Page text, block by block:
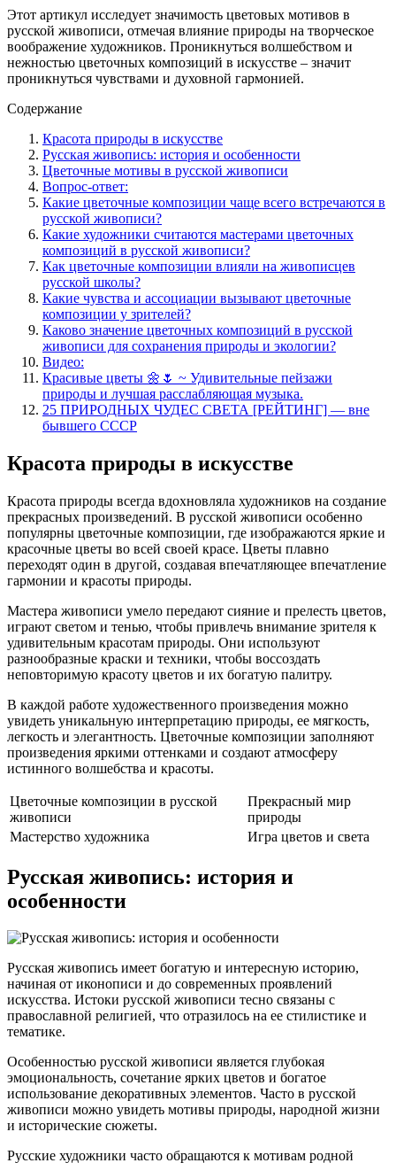
Этот артикул исследует значимость цветовых мотивов в
русской живописи, отмечая влияние природы на творческое
воображение художников. Проникнуться волшебством и
нежностью цветочных композиций в искусстве – значит
проникнуться чувствами и духовной гармонией.
Содержание
Красота природы в искусстве
Русская живопись: история и особенности
Цветочные мотивы в русской живописи
Вопрос-ответ:
Какие цветочные композиции чаще всего встречаются в
русской живописи?
Какие художники считаются мастерами цветочных
композиций в русской живописи?
Как цветочные композиции влияли на живописцев
русской школы?
Какие чувства и ассоциации вызывают цветочные
композиции у зрителей?
Каково значение цветочных композиций в русской
живописи для сохранения природы и экологии?
Видео:
Красивые цветы 🌼🌷 ~ Удивительные пейзажи
природы и лучшая расслабляющая музыка.
25 ПРИРОДНЫХ ЧУДЕС СВЕТА [РЕЙТИНГ] — вне
бывшего СССР
Красота природы в искусстве
Красота природы всегда вдохновляла художников на создание
прекрасных произведений. В русской живописи особенно
популярны цветочные композиции, где изображаются яркие и
красочные цветы во всей своей красе. Цветы плавно
переходят один в другой, создавая впечатляющее впечатление
гармонии и красоты природы.
Мастера живописи умело передают сияние и прелесть цветов,
играют светом и тенью, чтобы привлечь внимание зрителя к
удивительным красотам природы. Они используют
разнообразные краски и техники, чтобы воссоздать
неповторимую красоту цветов и их богатую палитру.
В каждой работе художественного произведения можно
увидеть уникальную интерпретацию природы, ее мягкость,
легкость и элегантность. Цветочные композиции заполняют
произведения яркими оттенками и создают атмосферу
истинного волшебства и красоты.
Цветочные композиции в русской
живописи
Прекрасный мир
природы
Мастерство художника
Игра цветов и света
Русская живопись: история и
особенности
Русская живопись имеет богатую и интересную историю,
начиная от иконописи и до современных проявлений
искусства. Истоки русской живописи тесно связаны с
православной религией, что отразилось на ее стилистике и
тематике.
Особенностью русской живописи является глубокая
эмоциональность, сочетание ярких цветов и богатое
использование декоративных элементов. Часто в русской
живописи можно увидеть мотивы природы, народной жизни
и исторические сюжеты.
Русские художники часто обращаются к мотивам родной